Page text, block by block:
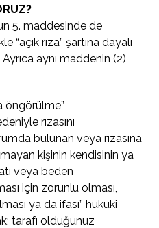
5. maddesinde de
rıza” şartına dayalı
aynı maddenin (2)
öngörülme”
rızasını
bulunan veya rızasına
kişinin kendisinin ya
veya beden
için zorunlu olması,
ya da ifası” hukuki
tarafı olduğunuz